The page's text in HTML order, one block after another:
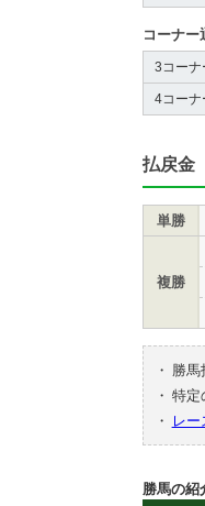
コーナー
3コーナ
4コーナ
払戻金
単勝
複勝
・
勝
・ 特定
・
レ
勝馬の紹